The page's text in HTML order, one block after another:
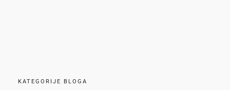
KATEGORIJE BLOGA